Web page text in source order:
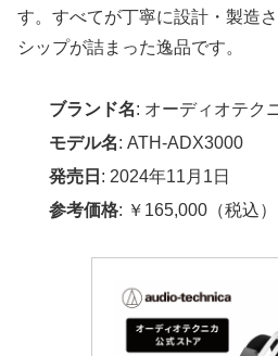
す。すべてが丁寧に設計・製造
シップが詰まった逸品です。
ブランド名: オーディオテク
モデル名: ATH-ADX3000
発売日 : 2024年11月1日
参考価格: ￥165,000（税込）